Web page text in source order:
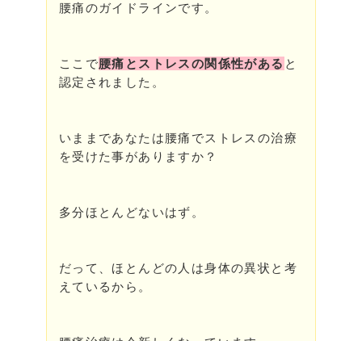
腰痛のガイドラインです。
ここで腰痛とストレスの関係性がある と
認定されました。
いままであなたは腰痛でストレスの治療
を受けた事がありますか？
多分ほとんどないはず。
だって、ほとんどの人は身体の異状と考
えているから。